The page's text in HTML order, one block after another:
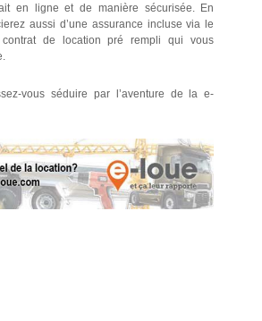
en ligne et de manière sécurisée. En
aussi d’une assurance incluse via le
de location pré rempli qui vous
vous séduire par l’aventure de la e-